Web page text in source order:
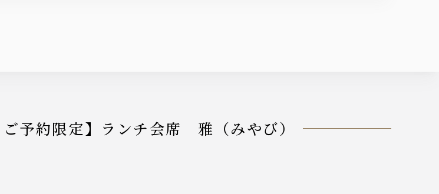
ご予約限定】ランチ会席 雅（みやび）